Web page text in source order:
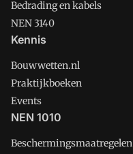
Bedrading en kabels
NEN 3140
Kennis
Bouwwetten.nl
Praktijkboeken
Events
NEN 1010
Beschermingsmaatregelen